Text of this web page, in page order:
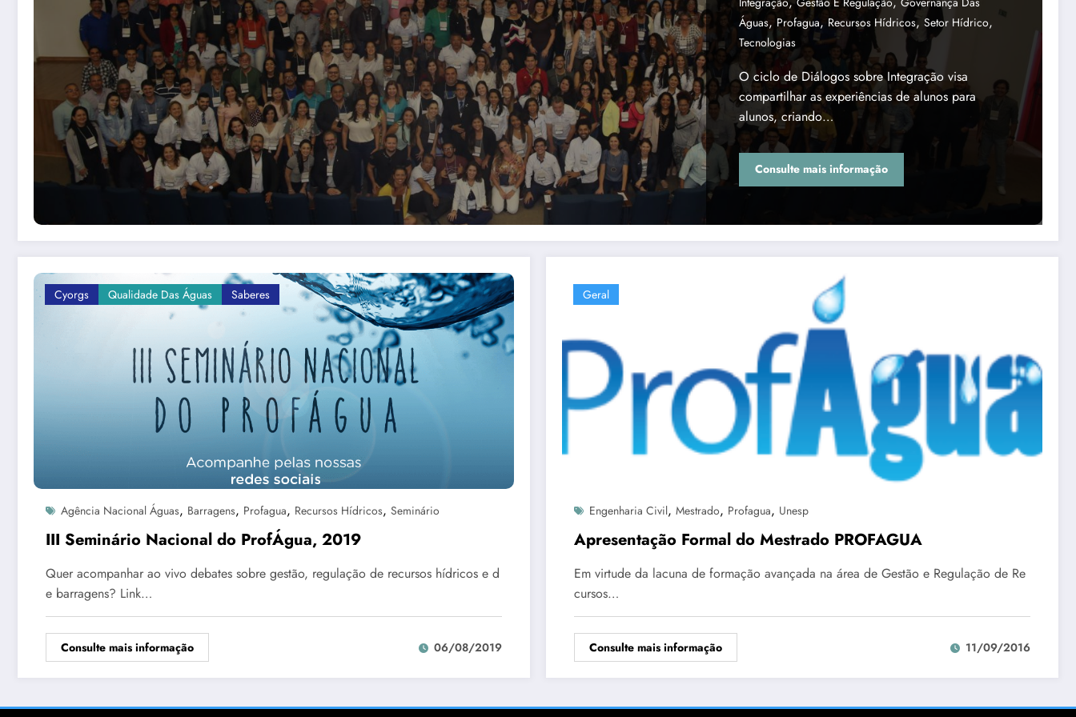
Águas, Profagua, Recursos Hídricos, Setor Hídrico,
Tecnologias
O ciclo de Diálogos sobre Integração visa
compartilhar as experiências de alunos para
alunos, criando…
Consulte mais informação
Cyorgs Qualidade Das Águas Saberes
Agência Nacional Águas, Barragens, Profagua, Recursos Hídricos, Seminário
III Seminário Nacional do ProfÁgua, 2019
Quer acompanhar ao vivo debates sobre gestão, regulação de recursos hídricos e d
e barragens? Link…
Consulte mais informação 06/08/2019
Geral
Engenharia Civil, Mestrado, Profagua, Unesp
Apresentação Formal do Mestrado PROFAGUA
Em virtude da lacuna de formação avançada na área de Gestão e Regulação de Re
cursos…
Consulte mais informação 11/09/2016